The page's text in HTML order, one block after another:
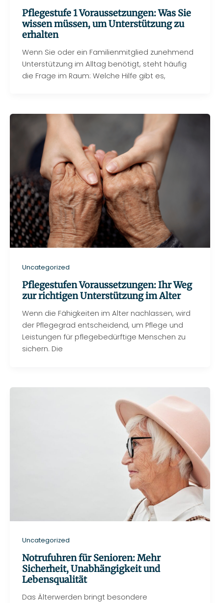
Pflegestufe 1 Voraussetzungen: Was Sie
wissen müssen, um Unterstützung zu
erhalten
Wenn Sie oder ein Familienmitglied zunehmend
Unterstützung im Alltag benötigt, steht häufig
die Frage im Raum: Welche Hilfe gibt es,
Uncategorized
Pflegestufen Voraussetzungen: Ihr Weg
zur richtigen Unterstützung im Alter
Wenn die Fähigkeiten im Alter nachlassen, wird
der Pflegegrad entscheidend, um Pflege und
Leistungen für pflegebedürftige Menschen zu
sichern. Die
Uncategorized
Notrufuhren für Senioren: Mehr
Sicherheit, Unabhängigkeit und
Lebensqualität
Das Älterwerden bringt besondere